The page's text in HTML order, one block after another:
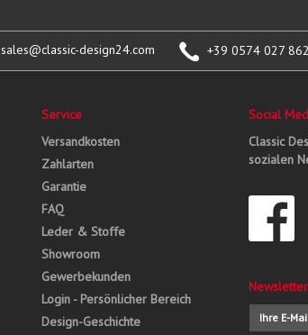
sales@classic-design24.com +39 0574 027 862
Service
Versandkosten
Zahlarten
Garantie
FAQ
Leder & Stoffe
Showroom
Gewerbekunden
Login - Persönlicher Bereich
Design-Geschichte
Social
Classic
sozialen